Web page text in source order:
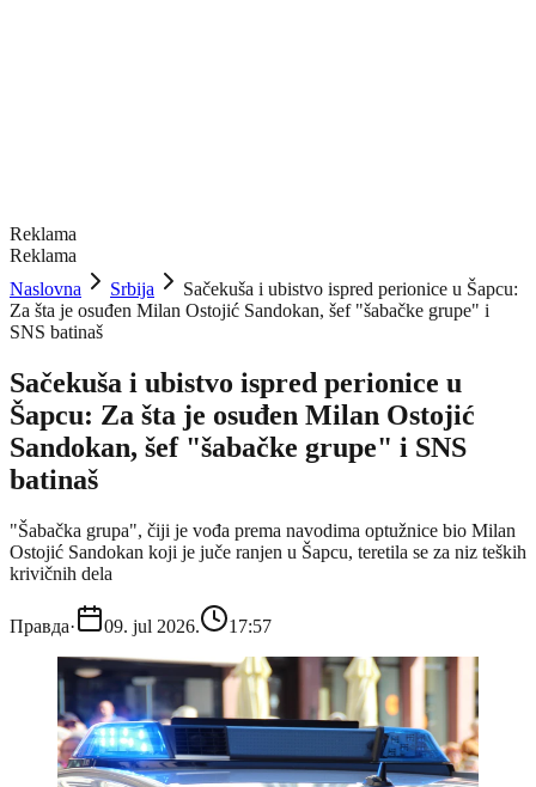
Reklama
Reklama
Naslovna
Srbija
Sačekuša i ubistvo ispred perionice u Šapcu:
Za šta je osuđen Milan Ostojić Sandokan, šef "šabačke grupe" i
SNS batinaš
Sačekuša i ubistvo ispred perionice u
Šapcu: Za šta je osuđen Milan Ostojić
Sandokan, šef "šabačke grupe" i SNS
batinaš
"Šabačka grupa", čiji je vođa prema navodima optužnice bio Milan
Ostojić Sandokan koji je juče ranjen u Šapcu, teretila se za niz teških
krivičnih dela
Правда· 09. jul 2026. 17:57